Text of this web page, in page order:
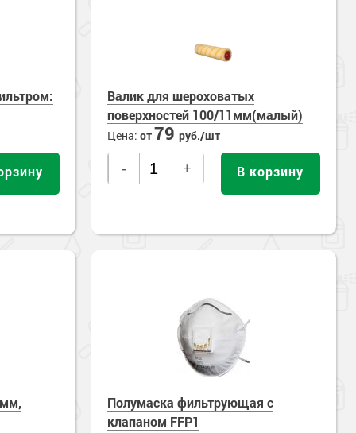
Валик для шероховатых
поверхностей 100/11мм(малый)
Цена: от79 руб./шт
- + В корзину
Полумаска фильтрующая с
клапаном FFP1